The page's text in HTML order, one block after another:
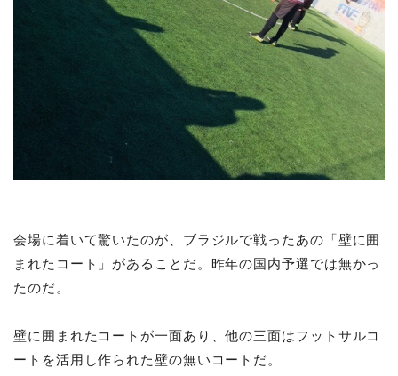
会場に着いて驚いたのが、ブラジルで戦ったあの「壁に囲
まれたコート」があることだ。昨年の国内予選では無かっ
たのだ。
壁に囲まれたコートが一面あり、他の三面はフットサルコ
ートを活用し作られた壁の無いコートだ。